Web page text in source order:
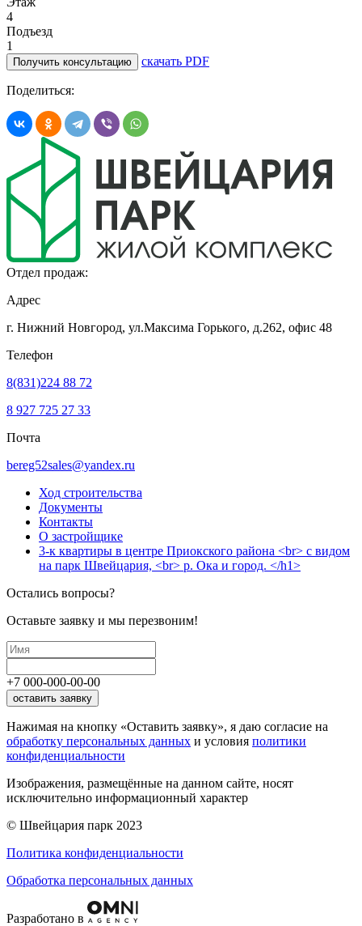
4
Подъезд
1
Получить консультацию скачать PDF
Поделиться:
Отдел продаж:
Адрес
г. Нижний Новгород, ул.Максима Горького, д.262, офис 48
Телефон
8(831)224 88 72
8 927 725 27 33
Почта
bereg52sales@yandex.ru
Ход строительства
Документы
Контакты
О застройщике
3-к квартиры в центре Приокского района <br> с видом
на парк Швейцария, <br> р. Ока и город. </h1>
Остались вопросы?
Оставьте заявку и мы перезвоним!
+7 000-000-00-00
оставить заявку
Нажимая на кнопку «Оставить заявку», я даю согласие на
обработку персональных данных и условия политики
конфиденциальности
Изображения, размещённые на данном сайте, носят
исключительно информационный характер
© Швейцария парк 2023
Политика конфиденциальности
Обработка персональных данных
Разработано в